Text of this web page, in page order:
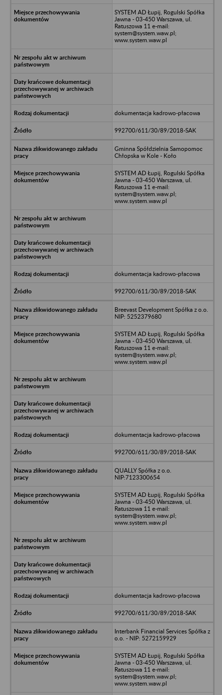
SYSTEM AD Łupij, Rogulski Spółka
Jawna - 03-450 Warszawa, ul.
Ratuszowa 11 e-mail:
system@system.waw.pl;
www.system.waw.pl
dokumentacja kadrowo-płacowa
992700/611/30/89/2018-SAK
Gminna Spółdzielnia Samopomoc
Chłopska w Kole - Koło
SYSTEM AD Łupij, Rogulski Spółka
Jawna - 03-450 Warszawa, ul.
Ratuszowa 11 e-mail:
system@system.waw.pl;
www.system.waw.pl
dokumentacja kadrowo-płacowa
992700/611/30/89/2018-SAK
Breevast Development Spółka z o.o.
NIP: 5252379680
SYSTEM AD Łupij, Rogulski Spółka
Jawna - 03-450 Warszawa, ul.
Ratuszowa 11 e-mail:
system@system.waw.pl;
www.system.waw.pl
dokumentacja kadrowo-płacowa
992700/611/30/89/2018-SAK
QUALLY Spółka z o.o.
NIP:7123300654
SYSTEM AD Łupij, Rogulski Spółka
Jawna - 03-450 Warszawa, ul.
Ratuszowa 11 e-mail:
system@system.waw.pl;
www.system.waw.pl
dokumentacja kadrowo-płacowa
992700/611/30/89/2018-SAK
Interbank Financial Services Spółka z
o.o. - NIP: 5272159929
SYSTEM AD Łupij, Rogulski Spółka
Jawna - 03-450 Warszawa, ul.
Ratuszowa 11 e-mail:
system@system.waw.pl;
www.system.waw.pl